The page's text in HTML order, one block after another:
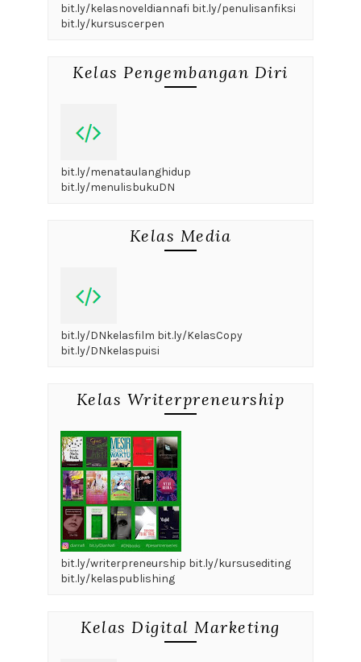
bit.ly/kelasnoveldiannafi bit.ly/penulisanfiksi
bit.ly/kursuscerpen
Kelas Pengembangan Diri
bit.ly/menataulanghidup
bit.ly/menulisbukuDN
Kelas Media
bit.ly/DNkelasfilm bit.ly/KelasCopy
bit.ly/DNkelaspuisi
Kelas Writerpreneurship
bit.ly/writerpreneurship bit.ly/kursusediting
bit.ly/kelaspublishing
Kelas Digital Marketing